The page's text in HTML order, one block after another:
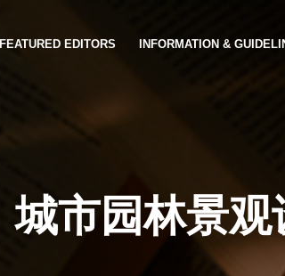
FEATURED EDITORS INFORMATION &
城市园林景观